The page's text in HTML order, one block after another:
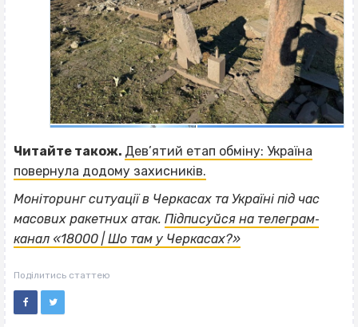
Читайте також. Дев’ятий етап обміну: Україна
повернула додому захисників.
Моніторинг ситуації в Черкасах та Україні під час
масових ракетних атак. Підписуйся на телеграм‐
канал «18000 | Шо там у Черкасах?»
Поділитись статтею